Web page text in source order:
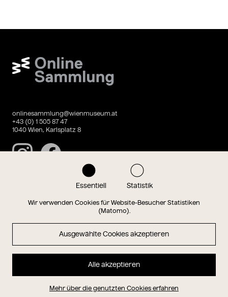
Essentiell Statistik
Wir verwenden Cookies für Website-Besucher Statistiken
(Matomo).
Ausgewählte Cookies akzeptieren
Alle akzeptieren
Mehr über die genutzten Cookies erfahren
Wien Museum Online Sammlung
onlinesammlung@wienmuseum.at
+43 (0) 1 505 87 47
1040 Wien, Karlsplatz 8
InstagramFacebook
Magazin
Hauptseite